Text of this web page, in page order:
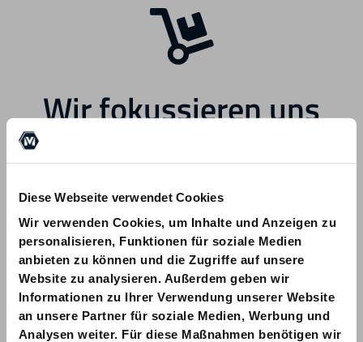
Diese Webseite verwendet Cookies
Wir verwenden Cookies, um Inhalte und Anzeigen zu
personalisieren, Funktionen für soziale Medien
anbieten zu können und die Zugriffe auf unsere
Website zu analysieren. Außerdem geben wir
Informationen zu Ihrer Verwendung unserer Website
an unsere Partner für soziale Medien, Werbung und
Analysen weiter. Für diese Maßnahmen benötigen wir
Wir fokussieren uns
zukünftig auf andere
Bereiche.
Bei Fragen zu Ihrer Bestellung wenden
Sie sich bitte an info@am-quality.com